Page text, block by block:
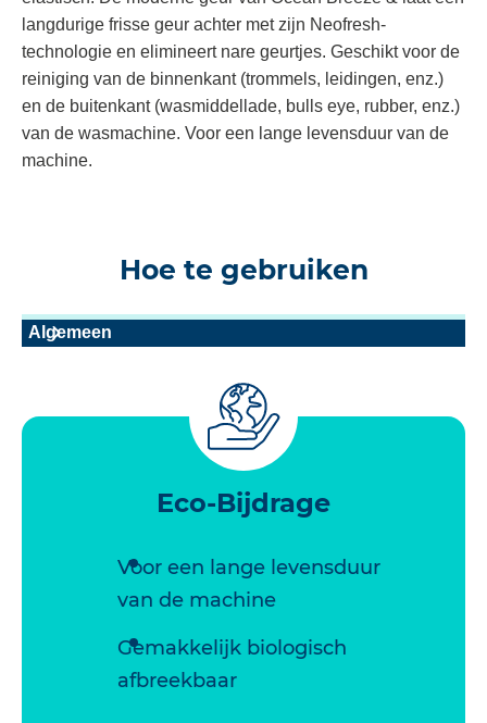
langdurige frisse geur achter met zijn Neofresh-
technologie en elimineert nare geurtjes. Geschikt voor de
reiniging van de binnenkant (trommels, leidingen, enz.)
en de buitenkant (wasmiddellade, bulls eye, rubber, enz.)
van de wasmachine. Voor een lange levensduur van de
machine.
Hoe te gebruiken
Algemeen
Eco-Bijdrage
Voor een lange levensduur
van de machine
Gemakkelijk biologisch
afbreekbaar